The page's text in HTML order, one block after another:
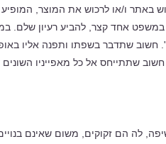
ו/או לרכוש את המוצר, המופיע
אחד קצר, להביע רעיון שלם.
שתדבר בשפתו ותפנה אליו באופן
שתתייחס אל כל מאפייניו
לה הם זקוקים, משום שאינם בנויים